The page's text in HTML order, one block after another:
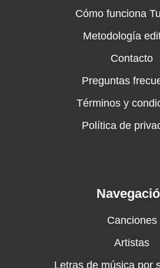
Cómo funciona
Metodología
Contacto
Preguntas
Términos y
Política de
Canciones
Artistas
Letras de música por